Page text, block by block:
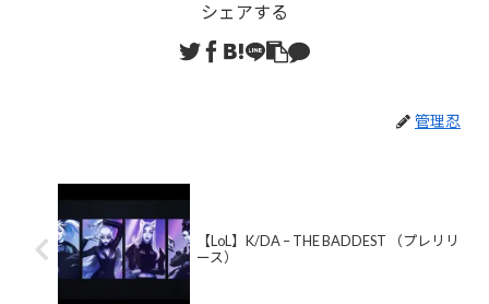
シェアする
管理忍
【LoL】K/DA – THE BADDEST （プレリリ
ース）